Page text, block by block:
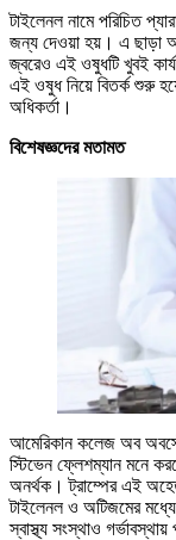
টাইলেনল নামে পরিচিত
জন্য দেওয়া হয়। এ ছাড়া
জ্বরেও এই ওষুধটি খুবই
এই ওষুধ নিয়ে বিতর্ক শুরু
অধিকর্তা।
বিশেষজ্ঞদের মতামত
আমেরিকান কলেজ অব
স্টিভেন ফ্লেশম্যান মনে
অনর্থক। ট্রাম্পের এই
টাইলেনল ও অটিজমের
স্বাস্থ্য সংস্থাও